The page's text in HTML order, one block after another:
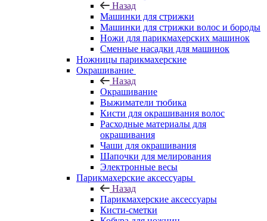
Назад
Машинки для стрижки
Машинки для стрижки волос и бороды
Ножи для парикмахерских машинок
Сменные насадки для машинок
Ножницы парикмахерские
Окрашивание
Назад
Окрашивание
Выжиматели тюбика
Кисти для окрашивания волос
Расходные материалы для
окрашивания
Чаши для окрашивания
Шапочки для мелирования
Электронные весы
Парикмахерские аксессуары
Назад
Парикмахерские аксессуары
Кисти-сметки